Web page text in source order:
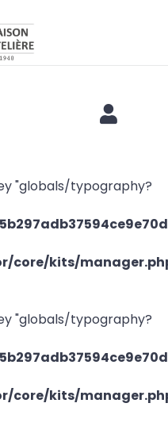
"globals/typography?
core/kits/
"globals/typography?
core/kits/